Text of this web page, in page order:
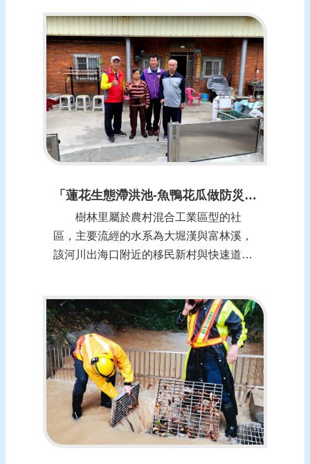
欄支渠與下游鐵路大草溝清疏工作，109
年清淤共高達7次，並將埔頂支渠防汛閘
門巡視改為全面使用即時監看系統，能...
「蓮花生態滯洪池-魚鴨花瓜做防災」-桃園市觀音區樹林里
樹林里屬於農村混合工業區型的社
區，主要流經的水系為大堀漢與富林溪，
該河川出海口附近的移民新村與快速道路
組成由各社區既有志工隊組成，樹林里在
防汛運轉較成熟，今(109)年主動開創2處
民間版的滯洪池，從106年度蓄洪9,00...